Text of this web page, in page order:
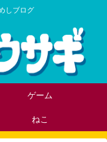
しブログ
ゲーム
ねこ